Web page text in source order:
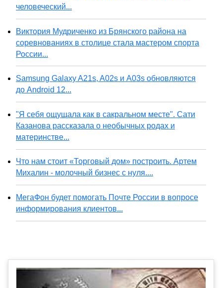
человеческий...
Виктория Мудриченко из Брянского района на
соревнованиях в столице стала мастером спорта
России...
Samsung Galaxy A21s, A02s и A03s обновляются
до Android 12...
"Я себя ощущала как в сакральном месте". Сати
Казанова рассказала о необычных родах и
материнстве...
Что нам стоит «Торговый дом» построить. Артем
Михалин - молочный бизнес с нуля....
МегаФон будет помогать Почте России в вопросе
информирования клиентов...